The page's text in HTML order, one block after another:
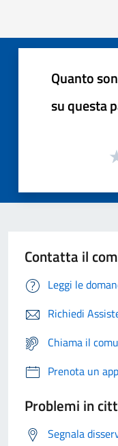
Quanto
su questa
Contatta il
Leggi le
Richiedi
Chiama il
Prenota un
Problemi in
Segnala